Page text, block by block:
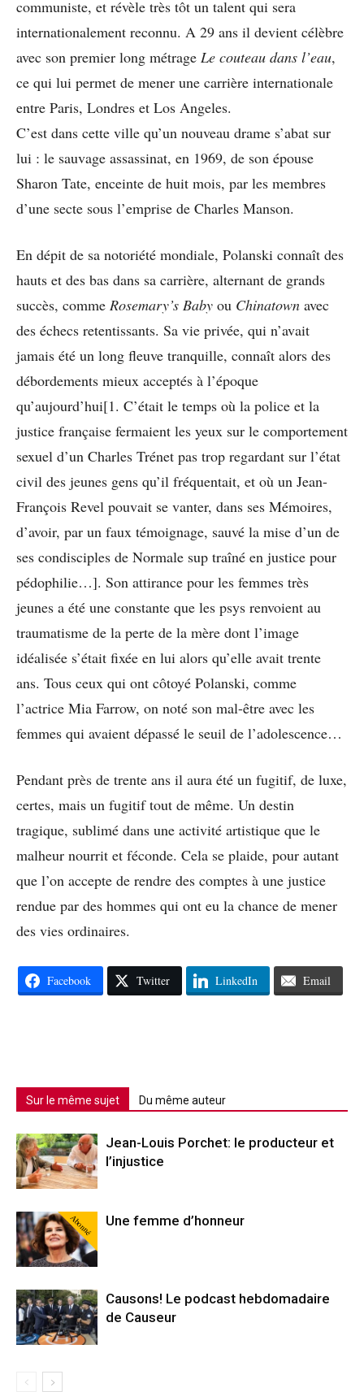
communiste, et révèle très tôt un talent qui sera
internationalement reconnu. A 29 ans il devient célèbre
avec son premier long métrage Le couteau dans l’eau,
ce qui lui permet de mener une carrière internationale
entre Paris, Londres et Los Angeles.
C’est dans cette ville qu’un nouveau drame s’abat sur
lui : le sauvage assassinat, en 1969, de son épouse
Sharon Tate, enceinte de huit mois, par les membres
d’une secte sous l’emprise de Charles Manson.
En dépit de sa notoriété mondiale, Polanski connaît des
hauts et des bas dans sa carrière, alternant de grands
succès, comme Rosemary’s Baby ou Chinatown avec
des échecs retentissants. Sa vie privée, qui n’avait
jamais été un long fleuve tranquille, connaît alors des
débordements mieux acceptés à l’époque
qu’aujourd’hui[1. C’était le temps où la police et la
justice française fermaient les yeux sur le comportement
sexuel d’un Charles Trénet pas trop regardant sur l’état
civil des jeunes gens qu’il fréquentait, et où un Jean-
François Revel pouvait se vanter, dans ses Mémoires,
d’avoir, par un faux témoignage, sauvé la mise d’un de
ses condisciples de Normale sup traîné en justice pour
pédophilie…]. Son attirance pour les femmes très
jeunes a été une constante que les psys renvoient au
traumatisme de la perte de la mère dont l’image
idéalisée s’était fixée en lui alors qu’elle avait trente
ans. Tous ceux qui ont côtoyé Polanski, comme
l’actrice Mia Farrow, on noté son mal-être avec les
femmes qui avaient dépassé le seuil de l’adolescence…
Pendant près de trente ans il aura été un fugitif, de luxe,
certes, mais un fugitif tout de même. Un destin
tragique, sublimé dans une activité artistique que le
malheur nourrit et féconde. Cela se plaide, pour autant
que l’on accepte de rendre des comptes à une justice
rendue par des hommes qui ont eu la chance de mener
des vies ordinaires.
Facebook Twitter LinkedIn Email
Sur le même sujet Du même auteur
Jean-Louis Porchet: le producteur et
l’injustice
Abonné Une femme d’honneur
Causons! Le podcast hebdomadaire
de Causeur